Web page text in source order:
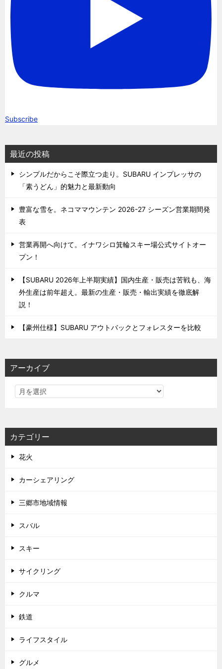
Subscribe
最近の投稿
シンプルだからこそ際立つ走り。SUBARU インプレッサの
「素うどん」的魅力と最新動向
豊富な雪を。ネコママウンテン 2026-27 シーズン営業期間発
表
営業再開へ向けて。イナワシロ箕輪スキー場公式サイトオー
プン！
【SUBARU 2026年上半期実績】国内生産・販売は苦戦も、海
外生産は前年超え。最新の生産・販売・輸出実績を徹底解
説！
【豪州仕様】SUBARU アウトバックとフォレスターを比較
アーカイブ
カテゴリー
花火
カーシェアリング
三郷市地域情報
スバル
スキー
サイクリング
クルマ
鉄道
ライフスタイル
グルメ